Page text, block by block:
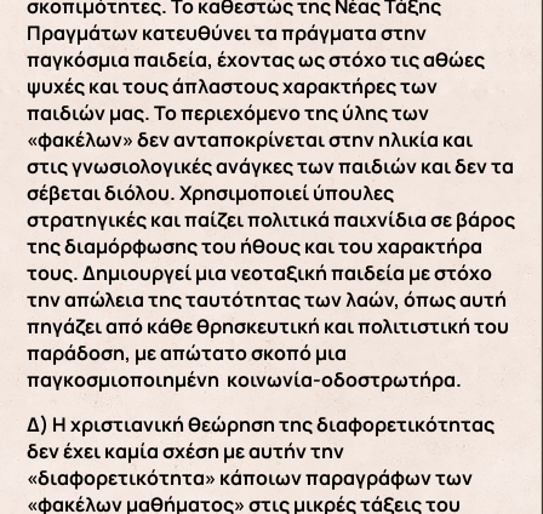
σκοπιμότητες. Το καθεστώς της Νέας Τάξης
Πραγμάτων κατευθύνει τα πράγματα στην
παγκόσμια παιδεία, έχοντας ως στόχο τις αθώες
ψυχές και τους άπλαστους χαρακτήρες των
παιδιών μας. Το περιεχόμενο της ύλης των
«φακέλων» δεν ανταποκρίνεται στην ηλικία και
στις γνωσιολογικές ανάγκες των παιδιών και δεν τα
σέβεται διόλου. Χρησιμοποιεί ύπουλες
στρατηγικές και παίζει πολιτικά παιχνίδια σε βάρος
της διαμόρφωσης του ήθους και του χαρακτήρα
τους. Δημιουργεί μια νεοταξική παιδεία με στόχο
την απώλεια της ταυτότητας των λαών, όπως αυτή
πηγάζει από κάθε θρησκευτική και πολιτιστική του
παράδοση, με απώτατο σκοπό μια
παγκοσμιοποιημένη κοινωνία-οδοστρωτήρα.
Δ) Η χριστιανική θεώρηση της διαφορετικότητας
δεν έχει καμία σχέση με αυτήν την
«διαφορετικότητα» κάποιων παραγράφων των
«φακέλων μαθήματος» στις μικρές τάξεις του